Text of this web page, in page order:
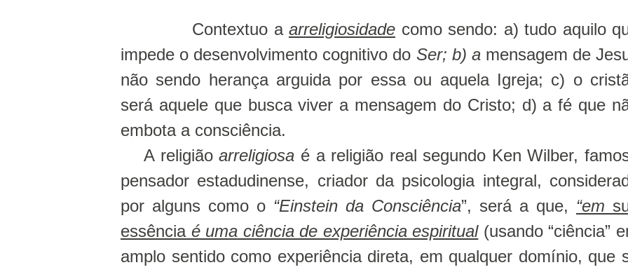
Contextuo a arreligiosidade como sendo: a) tudo aquilo
impede o desenvolvimento cognitivo do Ser; b) amensagem de
não sendo herança arguida por essa ou aquela Igreja; c) o
será aquele que busca viver a mensagem do Cristo; d) a fé que
embota a consciência.
A religiãoarreligiosa é a religião real segundo Ken Wilber,
pensador estadudinense, criador da psicologia integral,
por alguns como o “Einstein da Consciência”, será a que, “em
essênciaé uma ciência de experiência espiritual (usando “ciência”
amplo sentido como experiência direta, em qualquer domínio, que